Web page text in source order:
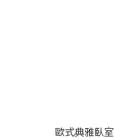
歐式典雅臥室